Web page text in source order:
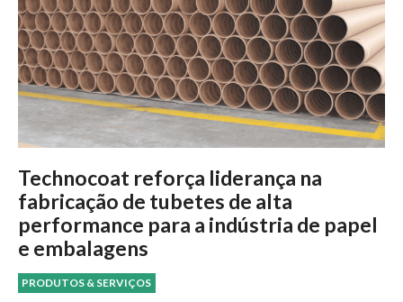
Technocoat reforça liderança na
fabricação de tubetes de alta
performance para a indústria de papel
e embalagens
PRODUTOS & SERVIÇOS